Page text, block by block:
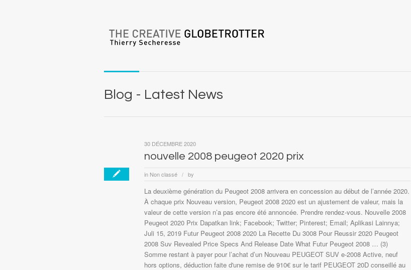
Blog - Latest News
nouvelle 2008 peugeot 2020 prix
in Non classé / by
30 DÉCEMBRE 2020
La deuxième génération du Peugeot 2008 arrivera en concession au début de l’année 2020.
À chaque prix Nouveau version, Peugeot 2008 2020 est un ajustement de valeur, mais la
valeur de cette version n’a pas encore été annoncée. Prendre rendez-vous. Nouvelle 2008
Peugeot 2020 Prix Dapatkan link; Facebook; Twitter; Pinterest; Email; Aplikasi Lainnya;
Juli 15, 2019 Futur Peugeot 2008 2020 La Recette Du 3008 Pour Reussir 2020 Peugeot
2008 Suv Revealed Price Specs And Release Date What Futur Peugeot 2008 … (3)
Somme restant à payer pour l’achat d’un Nouveau PEUGEOT SUV e-2008 Active, neuf
hors options, déduction faite d'une remise de 910€ sur le tarif PEUGEOT 20D conseillé au